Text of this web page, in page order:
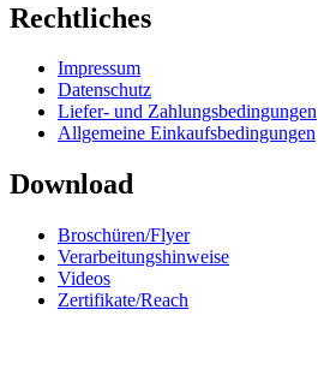
Rechtliches
Impressum
Datenschutz
Liefer- und Zahlungsbedingungen
Allgemeine Einkaufsbedingungen
Download
Broschüren/Flyer
Verarbeitungshinweise
Videos
Zertifikate/Reach